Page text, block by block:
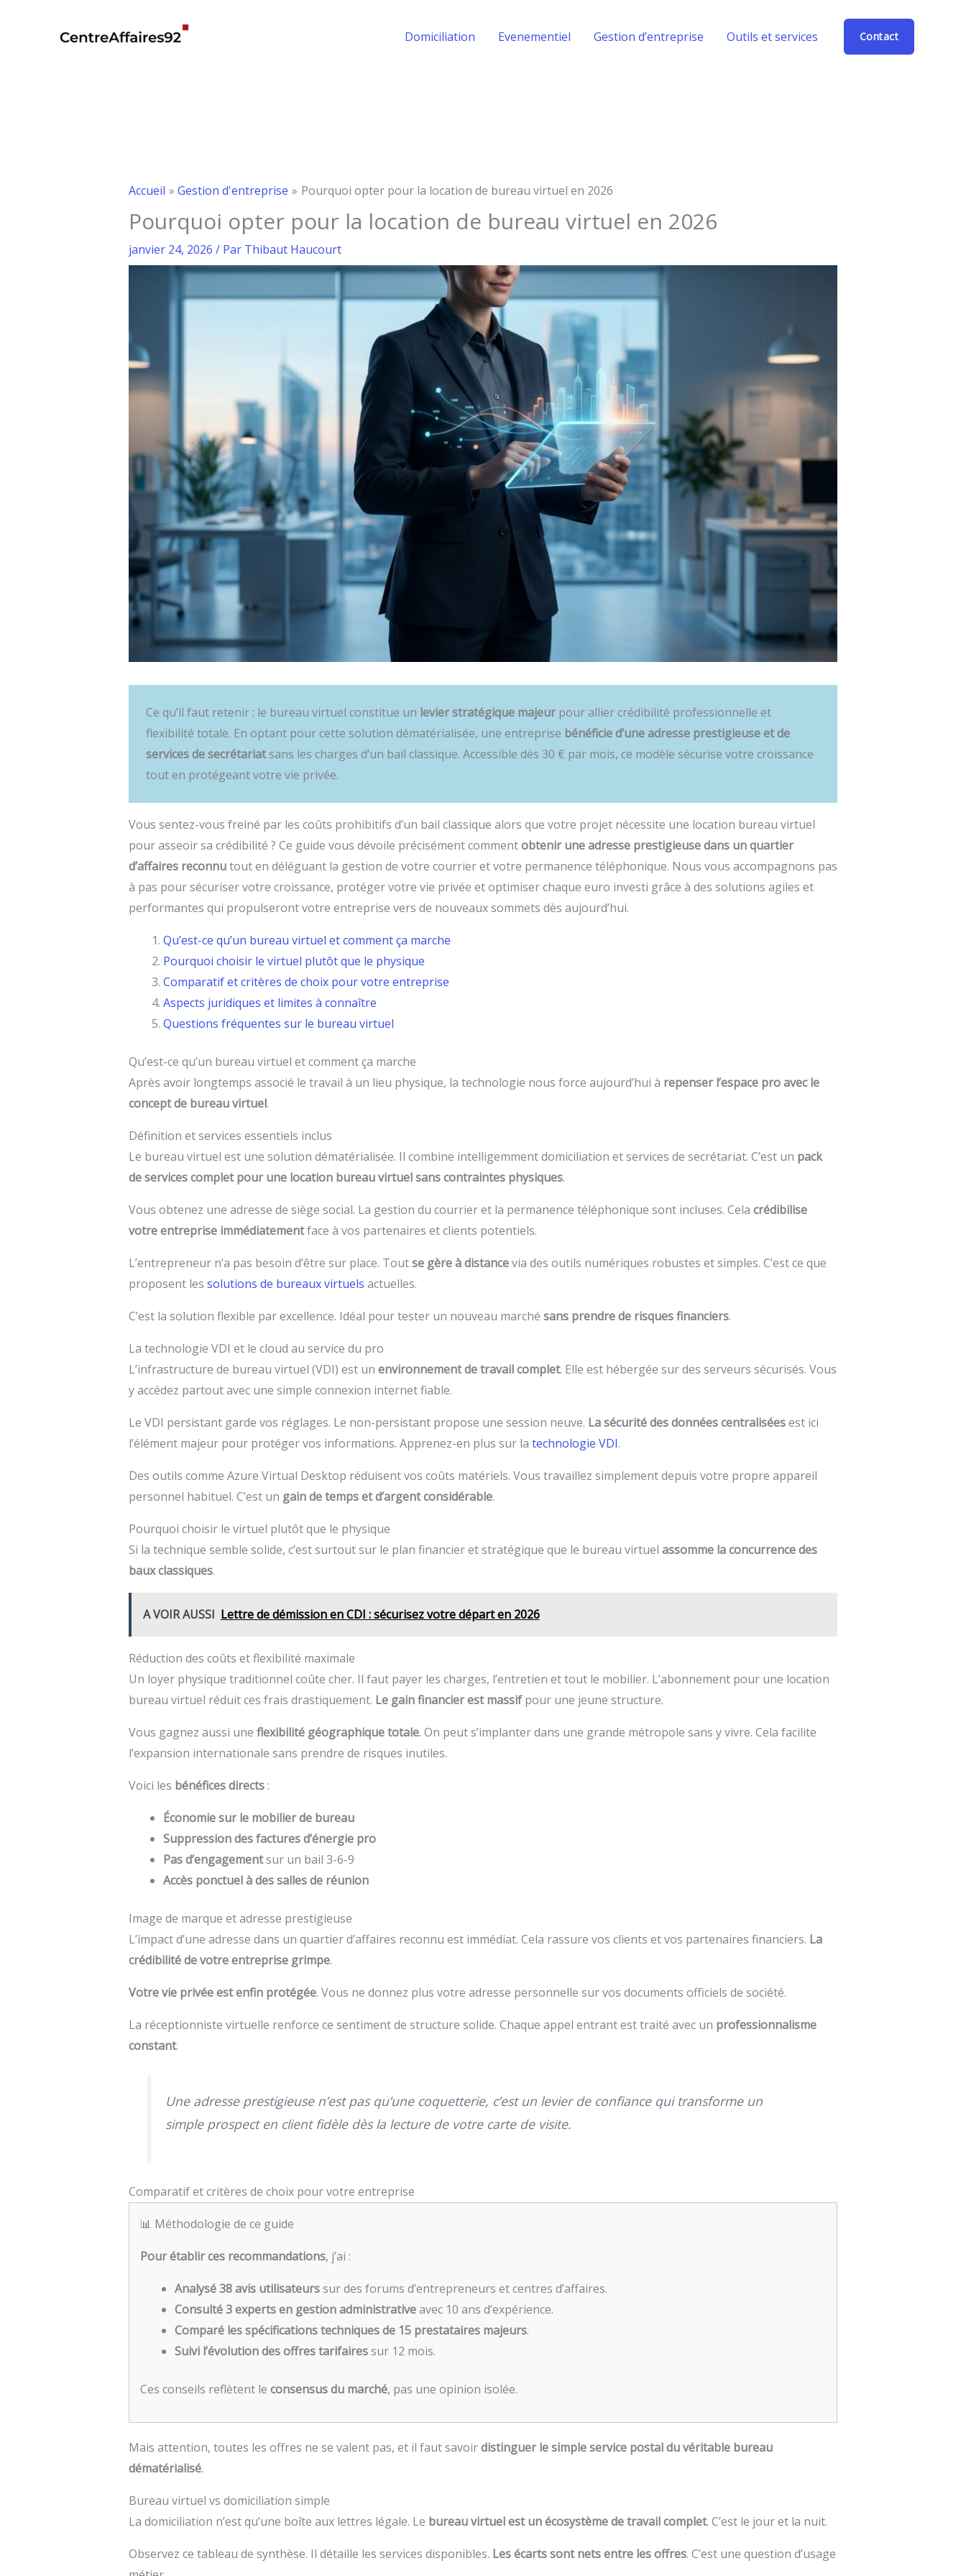
Domiciliation Evenementiel Gestion d’entreprise Outils et services Contact
Accueil Gestion d'entreprise Pourquoi opter pour la location de bureau virtuel en 2026
Pourquoi opter pour la location de bureau virtuel en 2026
janvier 24, 2026 / Par Thibaut Haucourt
Ce qu’il faut retenir : le bureau virtuel constitue un levier stratégique majeurpour allier crédibilité professionnelle et
flexibilité totale. En optant pour cette solution dématérialisée, une entreprise bénéficie d’une adresse prestigieuse et de
services de secrétariatsans les charges d’un bail classique. Accessible dès 30 € par mois, ce modèle sécurise votre croissance
tout en protégeant votre vie privée.
Vous sentez-vous freiné par les coûts prohibitifs d’un bail classique alors que votre projet nécessite une location bureau virtuel
pour asseoir sa crédibilité ? Ce guide vous dévoile précisément commentobtenir une adresse prestigieuse dans un quartier
d’affaires reconnutout en déléguant la gestion de votre courrier et votre permanence téléphonique. Nous vous accompagnons pas
à pas pour sécuriser votre croissance, protéger votre vie privée et optimiser chaque euro investi grâce à des solutions agiles et
performantes qui propulseront votre entreprise vers de nouveaux sommets dès aujourd’hui.
Qu’est-ce qu’un bureau virtuel et comment ça marche
Pourquoi choisir le virtuel plutôt que le physique
Comparatif et critères de choix pour votre entreprise
Aspects juridiques et limites à connaître
Questions fréquentes sur le bureau virtuel
Qu’est-ce qu’un bureau virtuel et comment ça marche
Après avoir longtemps associé le travail à un lieu physique, la technologie nous force aujourd’hui à repenser l’espace pro avec le
concept de bureau virtuel.
Définition et services essentiels inclus
Le bureau virtuel est une solution dématérialisée. Il combine intelligemment domiciliation et services de secrétariat. C’est un pack
de services complet pour une location bureau virtuel sans contraintes physiques.
Vous obtenez une adresse de siège social. La gestion du courrier et la permanence téléphonique sont incluses. Cela crédibilise
votre entreprise immédiatementface à vos partenaires et clients potentiels.
L’entrepreneur n’a pas besoin d’être sur place. Toutse gère à distancevia des outils numériques robustes et simples. C’est ce que
proposent les solutions de bureaux virtuels actuelles.
C’est la solution flexible par excellence. Idéal pour tester un nouveau marché sans prendre de risques financiers.
La technologie VDI et le cloud au service du pro
L’infrastructure de bureau virtuel (VDI) est un environnement de travail complet. Elle est hébergée sur des serveurs sécurisés. Vous
y accédez partout avec une simple connexion internet fiable.
Le VDI persistant garde vos réglages. Le non-persistant propose une session neuve. La sécurité des données centraliséesest ici
l’élément majeur pour protéger vos informations. Apprenez-en plus sur la technologie VDI.
Des outils comme Azure Virtual Desktop réduisent vos coûts matériels. Vous travaillez simplement depuis votre propre appareil
personnel habituel. C’est un gain de temps et d’argent considérable.
Pourquoi choisir le virtuel plutôt que le physique
Si la technique semble solide, c’est surtout sur le plan financier et stratégique que le bureau virtuel assomme la concurrence des
baux classiques.
A VOIR AUSSI Lettre de démission en CDI : sécurisez votre départ en 2026
Réduction des coûts et flexibilité maximale
Un loyer physique traditionnel coûte cher. Il faut payer les charges, l’entretien et tout le mobilier. L’abonnement pour une location
bureau virtuel réduit ces frais drastiquement. Le gain financier est massifpour une jeune structure.
Vous gagnez aussi une flexibilité géographique totale. On peut s’implanter dans une grande métropole sans y vivre. Cela facilite
l’expansion internationale sans prendre de risques inutiles.
Voici les bénéfices directs:
Économie sur le mobilier de bureau
Suppression des factures d’énergie pro
Pas d’engagementsur un bail 3-6-9
Accès ponctuel à des salles de réunion
Image de marque et adresse prestigieuse
L’impact d’une adresse dans un quartier d’affaires reconnu est immédiat. Cela rassure vos clients et vos partenaires financiers. La
crédibilité de votre entreprise grimpe.
Votre vie privée est enfin protégée. Vous ne donnez plus votre adresse personnelle sur vos documents officiels de société.
La réceptionniste virtuelle renforce ce sentiment de structure solide. Chaque appel entrant est traité avec un professionnalisme
constant.
Une adresse prestigieuse n’est pas qu’une coquetterie, c’est un levier de confiance qui transforme un
simple prospect en client fidèle dès la lecture de votre carte de visite.
Comparatif et critères de choix pour votre entreprise
📊 Méthodologie de ce guide
Pour établir ces recommandations, j’ai :
Analysé 38 avis utilisateurssur des forums d’entrepreneurs et centres d’affaires.
Consulté 3 experts en gestion administrativeavec 10 ans d’expérience.
Comparé les spécifications techniques de 15 prestataires majeurs.
Suivi l’évolution des offres tarifairessur 12 mois.
Ces conseils reflètent le consensus du marché, pas une opinion isolée.
Mais attention, toutes les offres ne se valent pas, et il faut savoirdistinguer le simple service postal du véritable bureau
dématérialisé.
Bureau virtuel vs domiciliation simple
La domiciliation n’est qu’une boîte aux lettres légale. Le bureau virtuel est un écosystème de travail complet. C’est le jour et la nuit.
Observez ce tableau de synthèse. Il détaille les services disponibles. Les écarts sont nets entre les offres. C’est une question d’usage